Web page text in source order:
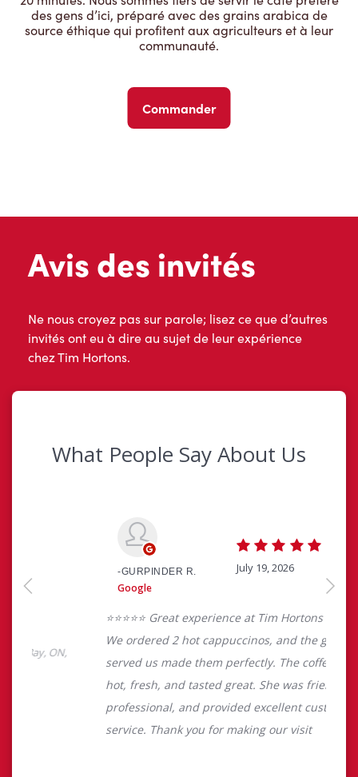
des gens d’ici, préparé avec des grains arabica de
source éthique qui profitent aux agriculteurs et à leur
communauté.
Commander
Avis des invités
Ne nous croyez pas sur parole; lisez ce que d’autres
invités ont eu à dire au sujet de leur expérience
chez Tim Hortons.